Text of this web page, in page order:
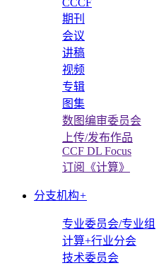
CCCF
期刊
会议
讲稿
视频
专辑
图集
数图编审委员会
上传/发布作品
CCF DL Focus
订阅《计算》
分支机构+
专业委员会/专业组
计算+行业分会
技术委员会